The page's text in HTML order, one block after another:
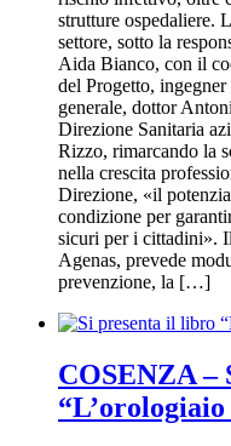
strutture ospedaliere.
settore, sotto la
Aida Bianco, con il
del Progetto,
generale, dottor
Direzione Sanitaria
Rizzo, rimarcando la
nella crescita
Direzione, «il
condizione per
sicuri per i cittadini».
Agenas, prevede
prevenzione, la […]
COSENZA –